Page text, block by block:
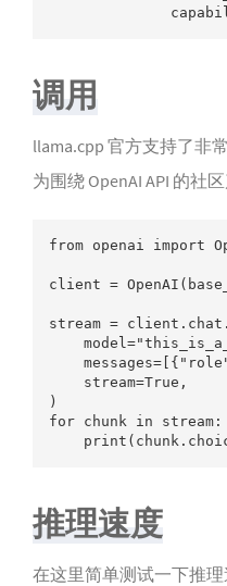
调用
llama.cpp 官方支持了非
为围绕 OpenAI API 的社
from openai import
client =
stream =
    stream=True,
)
for chunk in stream:
推理速度
在这里简单测试一下推理